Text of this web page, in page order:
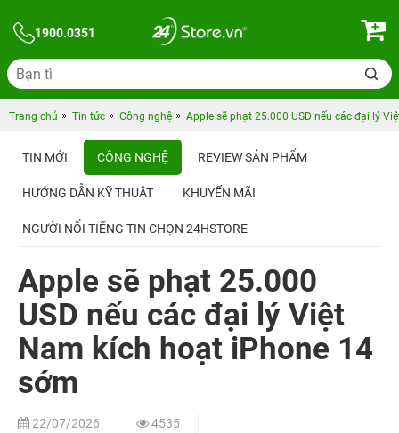
1900.0351
Trang chủ Tin tức Công nghệ Apple sẽ phạt 25.000 USD nếu các đại lý
TIN MỚI CÔNG NGHỆ REVIEW SẢN PHẨM
HƯỚNG DẪN KỸ THUẬT KHUYẾN MÃI
NGƯỜI NỔI TIẾNG TIN CHỌN 24HSTORE
Apple sẽ phạt 25.000
USD nếu các đại lý Việt
Nam kích hoạt iPhone 14
sớm
22/07/2026
4535